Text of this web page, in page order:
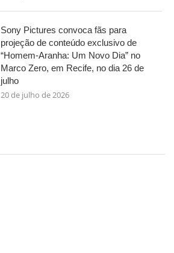
Sony Pictures convoca fãs para
projeção de conteúdo exclusivo de
“Homem-Aranha: Um Novo Dia” no
Marco Zero, em Recife, no dia 26 de
julho
20 de julho de 2026